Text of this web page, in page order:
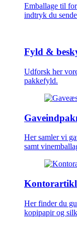
Emballage til
indtryk du
Fyld &
Udforsk her
pakkefyld.
Her samler vi
samt
Her finder du
kopipapir og